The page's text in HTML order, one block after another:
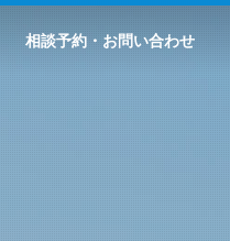
相談予約・お問い合わせ